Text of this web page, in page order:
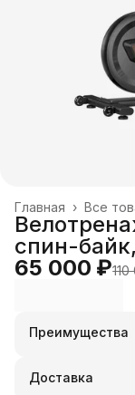
Все
Главная ›
спин-
65 000 ₽
Преимущества
Оплата
Удобный
Доставка